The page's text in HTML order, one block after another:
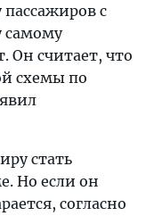
с
самому
Он считает, что
схемы по
стать
Но если он
согласно